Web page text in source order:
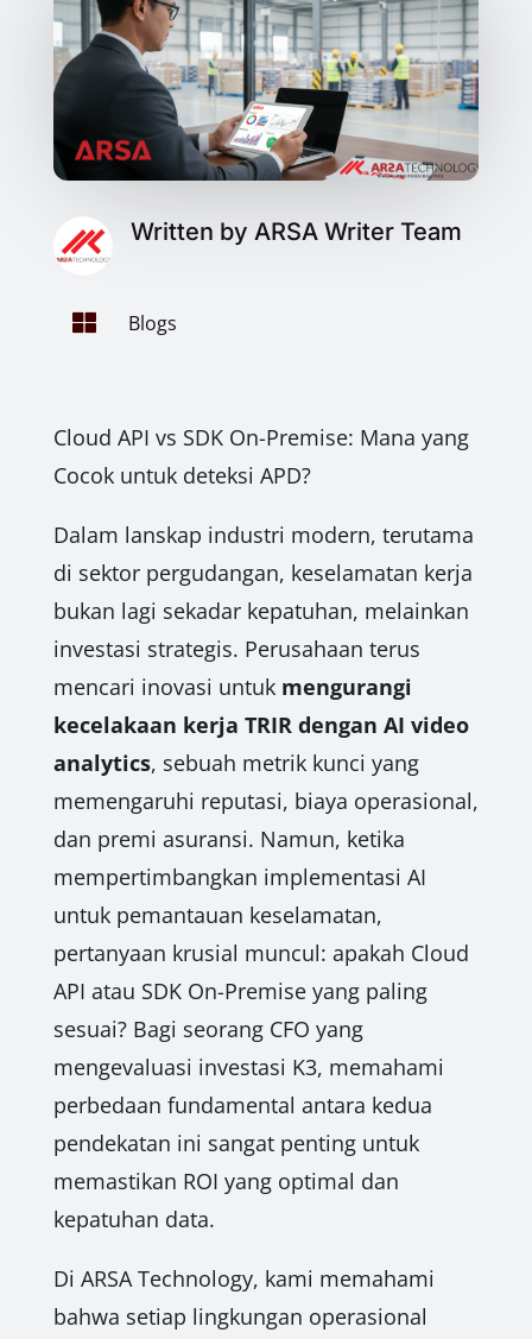
Written by ARSA Writer Team
 Blogs
Cloud API vs SDK On-Premise: Mana yang
Cocok untuk deteksi APD?
Dalam lanskap industri modern, terutama
di sektor pergudangan, keselamatan kerja
bukan lagi sekadar kepatuhan, melainkan
investasi strategis. Perusahaan terus
mencari inovasi untuk mengurangi
kecelakaan kerja TRIR dengan AI video
analytics, sebuah metrik kunci yang
memengaruhi reputasi, biaya operasional,
dan premi asuransi. Namun, ketika
mempertimbangkan implementasi AI
untuk pemantauan keselamatan,
pertanyaan krusial muncul: apakah Cloud
API atau SDK On-Premise yang paling
sesuai? Bagi seorang CFO yang
mengevaluasi investasi K3, memahami
perbedaan fundamental antara kedua
pendekatan ini sangat penting untuk
memastikan ROI yang optimal dan
kepatuhan data.
Di ARSA Technology, kami memahami
bahwa setiap lingkungan operasional